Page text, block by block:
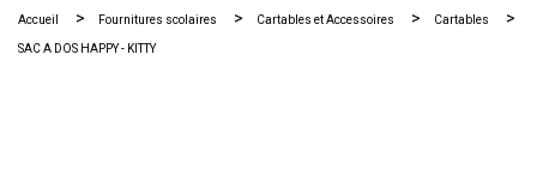
Accueil Fournitures scolaires Cartables et Accessoires Cartables
SAC A DOS HAPPY - KITTY